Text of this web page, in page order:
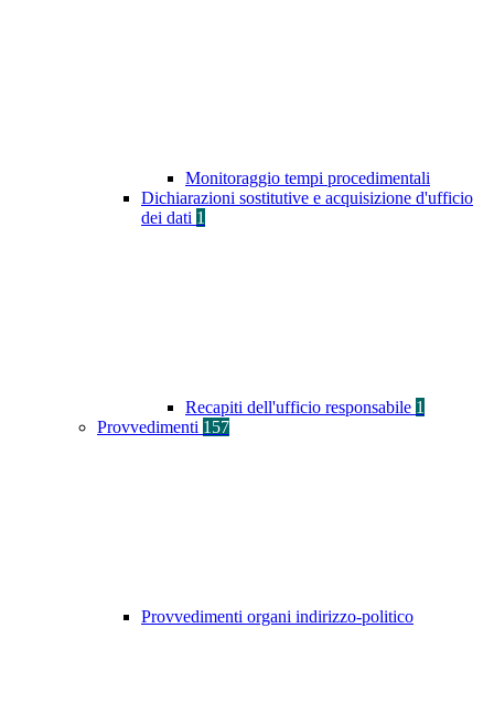
Monitoraggio tempi procedimentali
Dichiarazioni sostitutive e acquisizione d'ufficio
dei dati 1
Recapiti dell'ufficio responsabile 1
Provvedimenti 157
Provvedimenti organi indirizzo-politico